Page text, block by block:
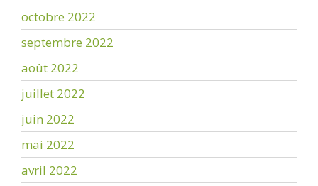
octobre 2022
septembre 2022
août 2022
juillet 2022
juin 2022
mai 2022
avril 2022